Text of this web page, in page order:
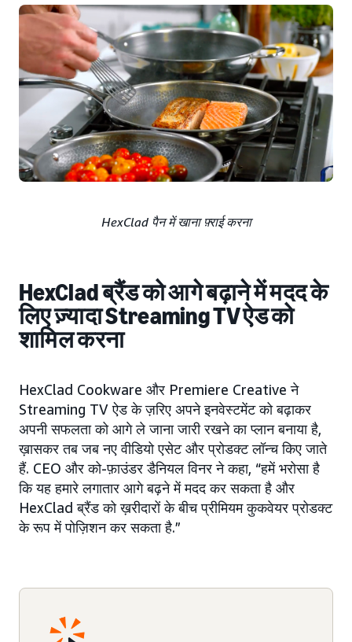
HexClad पैन में खाना फ़्राई करना
HexClad ब्रैंड को आगे बढ़ाने में मदद के
लिए ज़्यादा Streaming TV ऐड को
शामिल करना
HexClad Cookware और Premiere Creative ने
Streaming TV ऐड के ज़रिए अपने इनवेस्टमेंट को बढ़ाकर
अपनी सफलता को आगे ले जाना जारी रखने का प्लान बनाया है,
ख़ासकर तब जब नए वीडियो एसेट और प्रोडक्ट लॉन्च किए जाते
हैं. CEO और को-फ़ाउंडर डैनियल विनर ने कहा, “हमें भरोसा है
कि यह हमारे लगातार आगे बढ़ने में मदद कर सकता है और
HexClad ब्रैंड को ख़रीदारों के बीच प्रीमियम कुकवेयर प्रोडक्ट
के रूप में पोज़िशन कर सकता है.”